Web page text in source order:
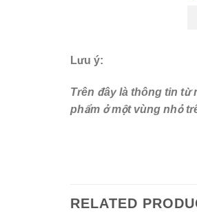
Lưu ý:
Trên đây là thông tin từ
phẩm ở một vùng nhỏ
RELATED